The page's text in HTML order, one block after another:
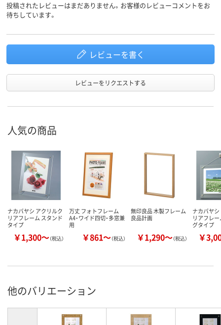
投稿されたレビューはまだありません。お客様のレビューコメントをお
待ちしています。
レビューを書く
レビューをリクエストする
人気の商品
ナカバヤシ アクリルク
リアフレーム スタンド
タイプ
￥1,300～（税込）
万丈 フォトフレーム
A4・ワイド四切・多窓兼
用
￥861～（税込）
無印良品 木製フレーム
良品計画
￥1,290～（税込）
ナカバヤ
リアフレ
グタイプ
￥
他のバリエーション